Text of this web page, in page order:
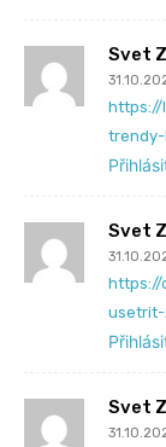
Svet
https://
Svet
https://
Svet